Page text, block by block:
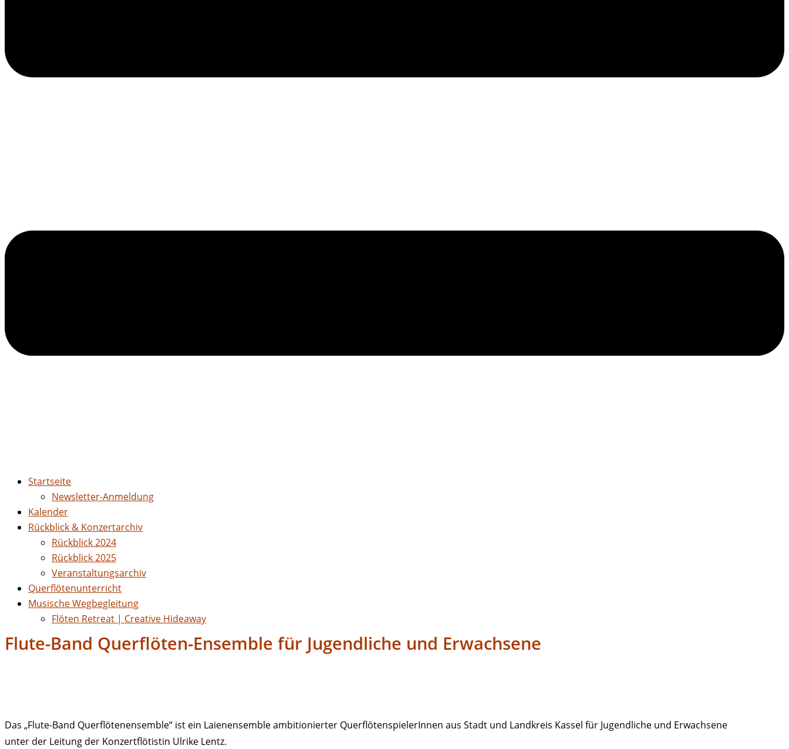
Startseite
Newsletter-Anmeldung
Kalender
Rückblick & Konzertarchiv
Rückblick 2024
Rückblick 2025
Veranstaltungsarchiv
Querflötenunterricht
Musische Wegbegleitung
Flöten Retreat | Creative Hideaway
Flute-Band Querflöten-Ensemble für Jugendliche und Erwachsene
Das „Flute-Band Querflötenensemble“ ist ein Laienensemble ambitionierter QuerflötenspielerInnen aus Stadt und Landkreis Kassel für Jugendliche und Erwachsene
unter der Leitung der Konzertflötistin Ulrike Lentz.